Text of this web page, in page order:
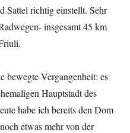
Sattel richtig einstellt. Sehr
insgesamt 45 km
bewegte Vergangenheit: es
Hauptstadt des
habe ich bereits den Dom
etwas mehr von der